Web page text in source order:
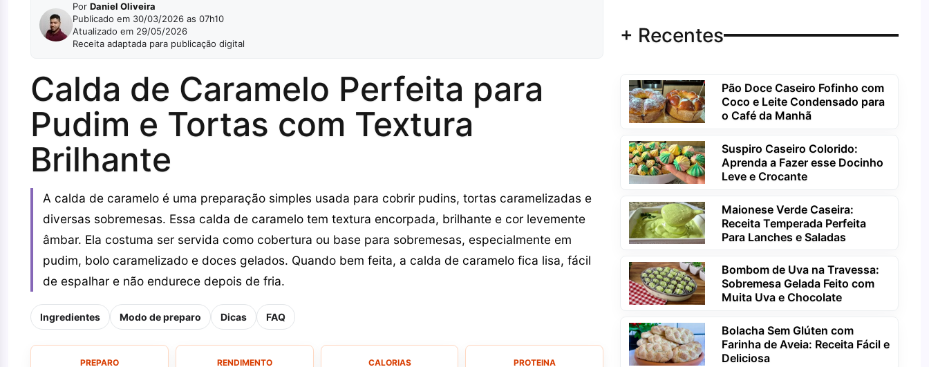
Por Daniel Oliveira
Publicado em 30/03/2026 as 07h10
Atualizado em 29/05/2026
Receita adaptada para publicação digital
Calda de Caramelo Perfeita para
Pudim e Tortas com Textura
Brilhante
A calda de caramelo é uma preparação simples usada para cobrir pudins, tortas caramelizadas e
diversas sobremesas. Essa calda de caramelo tem textura encorpada, brilhante e cor levemente
âmbar. Ela costuma ser servida como cobertura ou base para sobremesas, especialmente em
pudim, bolo caramelizado e doces gelados. Quando bem feita, a calda de caramelo fica lisa, fácil
de espalhar e não endurece depois de fria.
Ingredientes Modo de preparo Dicas FAQ
PREPARO RENDIMENTO CALORIAS PROTEINA
+ Recentes
Pão Doce Caseiro Fofinho com
Coco e Leite Condensado para
o Café da Manhã
Suspiro Caseiro Colorido:
Aprenda a Fazer esse Docinho
Leve e Crocante
Maionese Verde Caseira:
Receita Temperada Perfeita
Para Lanches e Saladas
Bombom de Uva na Travessa:
Sobremesa Gelada Feito com
Muita Uva e Chocolate
Bolacha Sem Glúten com
Farinha de Aveia: Receita Fácil e
Deliciosa